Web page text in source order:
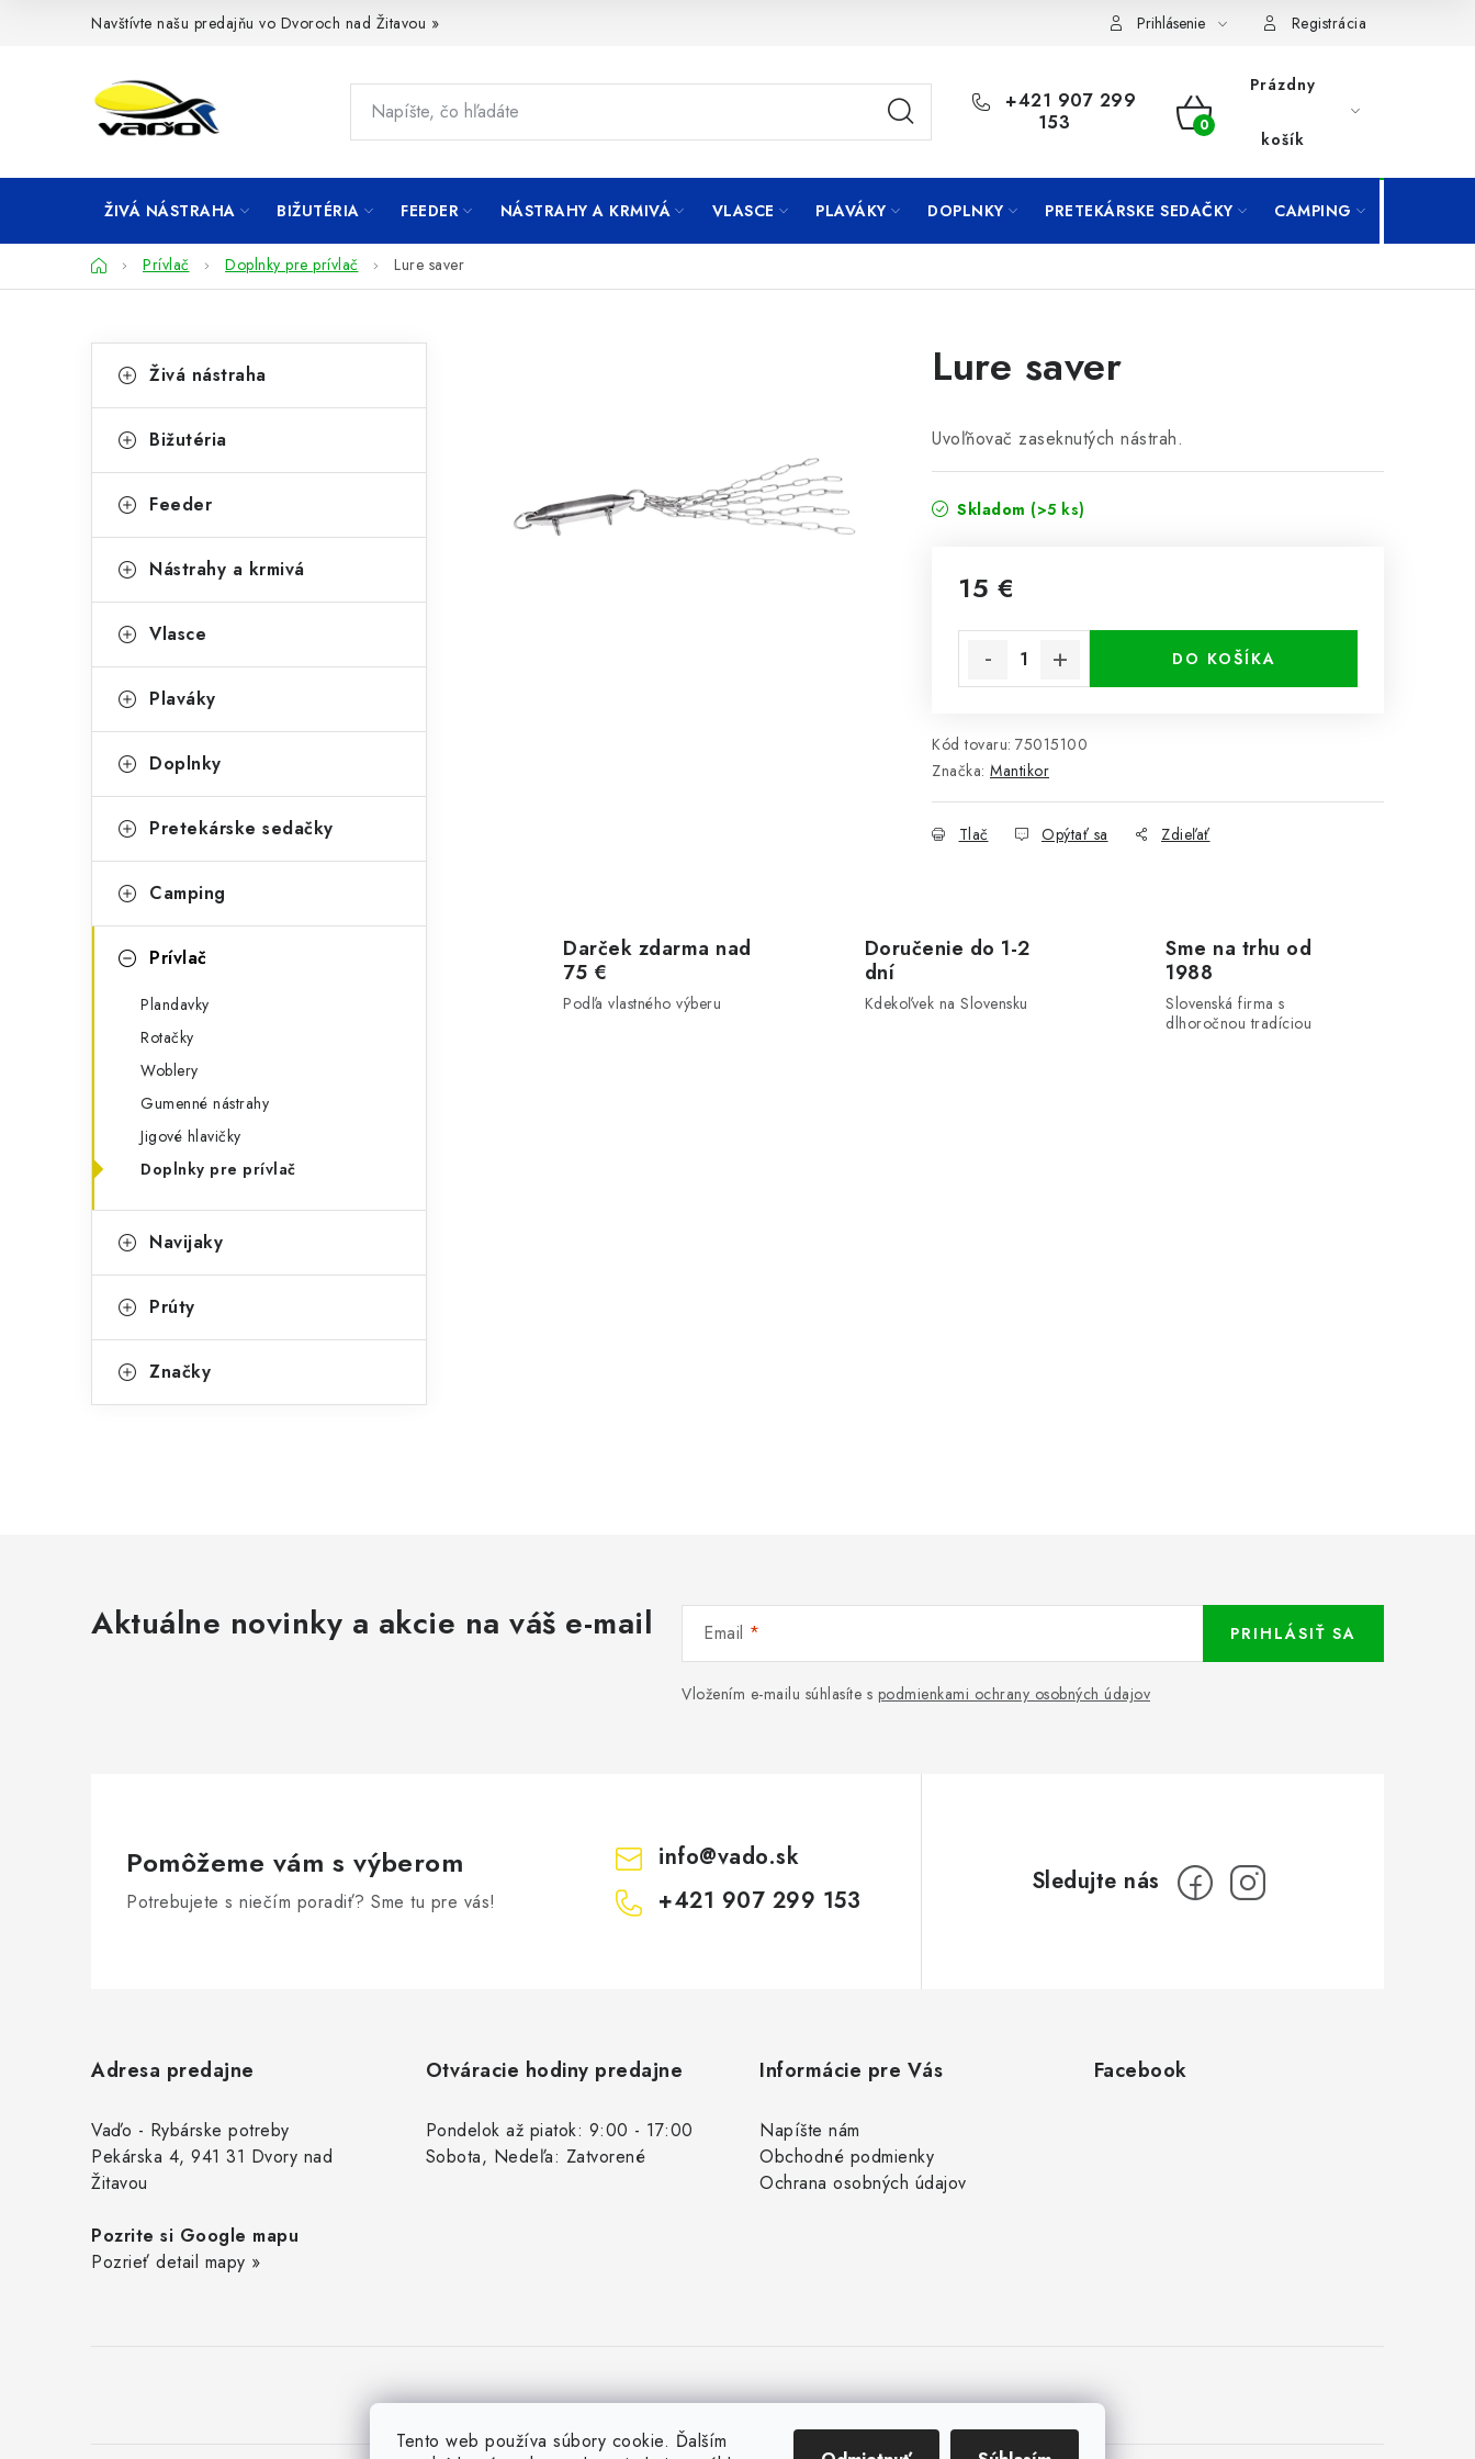
Tento web používa súbory cookie. Ďalším
Navštívte našu predajňu vo Dvoroch nad Žitavou » Prihlásenie Registrácia
+421 907 299
153
NÁKUPNÝ
Prázdny
košík
ŽIVÁ NÁSTRAHA BIŽUTÉRIA FEEDER NÁSTRAHY A KRMIVÁ VLASCE PLAVÁKY DOPLNKY PRETEKÁRSKE SEDAČKY CAMPING
DomovPrívlač Doplnky pre prívlač Lure saver
o
n
ý
a
n
l
kategórie
a
e
ó
i
Živá nástraha
Bižutéria
Feeder
Nástrahy a krmivá
Vlasce
Plaváky
Doplnky
Pretekárske sedačky
Camping
Prívlač
Plandavky
Rotačky
Woblery
Gumenné nástrahy
Jigové hlavičky
Doplnky pre prívlač
Navijaky
Prúty
Značky
Lure saver
Uvoľňovač zaseknutých nástrah.
Skladom (>5 ks)
15 €
DO KOŠÍKA
Kód tovaru: 75015100
Značka: Mantikor
Tlač Opýtať sa Zdieľať
Darček zdarma nad
75 €
Podľa vlastného výberu
Doručenie do 1-2
dní
Kdekoľvek na Slovensku
Sme na trhu od
1988
Slovenská firma s
dlhoročnou tradíciou
Aktuálne novinky a akcie na váš e-mail Email
Vložením e-mailu súhlasíte s podmienkami ochrany osobných údajov
PRIHLÁSIŤ SA
Pomôžeme vám s výberom
Potrebujete s niečím poradiť? Sme tu pre vás!
info@vado.sk
+421 907 299 153
Adresa predajne
Vaďo - Rybárske potreby
Pekárska 4, 941 31 Dvory nad
Žitavou
Pozrite si Google mapu
Pozrieť detail mapy »
Otváracie hodiny predajne
Pondelok až piatok: 9:00 - 17:00
Sobota, Nedeľa: Zatvorené
Informácie pre Vás
Napíšte nám
Obchodné podmienky
Ochrana osobných údajov
Facebook